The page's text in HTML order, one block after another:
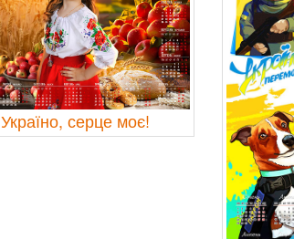
Україно, серце моє!